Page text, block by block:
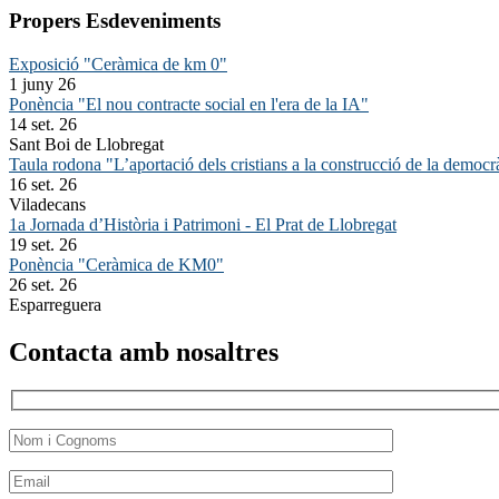
Propers Esdeveniments
Exposició "Ceràmica de km 0"
1 juny 26
Ponència "El nou contracte social en l'era de la IA"
14 set. 26
Sant Boi de Llobregat
Taula rodona "L’aportació dels cristians a la construcció de la
16 set. 26
Viladecans
1a Jornada d’Història i Patrimoni - El Prat de Llobregat
19 set. 26
Ponència "Ceràmica de KM0"
26 set. 26
Esparreguera
Contacta amb nosaltres